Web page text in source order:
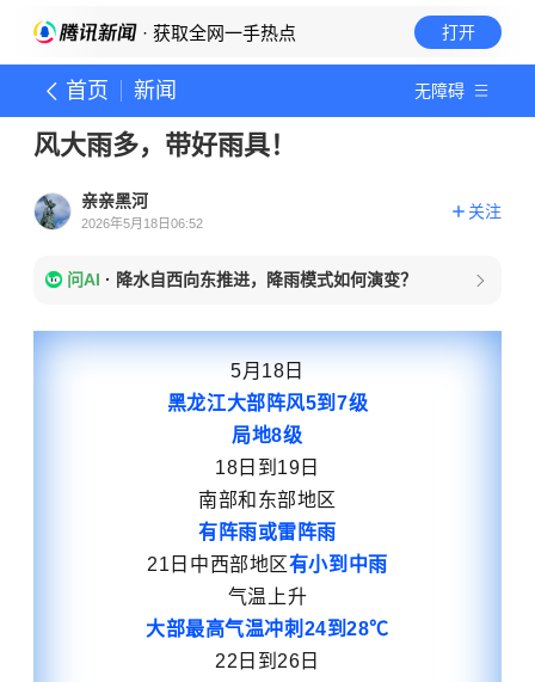
· 获取全网一手热点 打开
首页 新闻 无障碍
风大雨多，带好雨具！
亲亲黑河
2026年5月18日06:52
关注
问AI · 降水自西向东推进，降雨模式如何演变？
5月18日
黑龙江大部阵风5到7级
局地8级
18日到19日
南部和东部地区
有阵雨或雷阵雨
21日中西部地区有小到中雨
气温上升
大部最高气温冲刺24到28℃
22日到26日